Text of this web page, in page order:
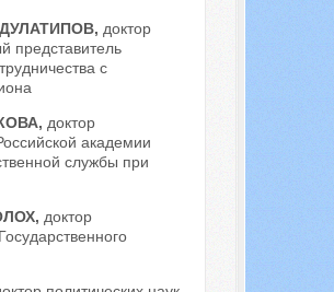
доктор
представитель
с
доктор
академии
службы при
доктор